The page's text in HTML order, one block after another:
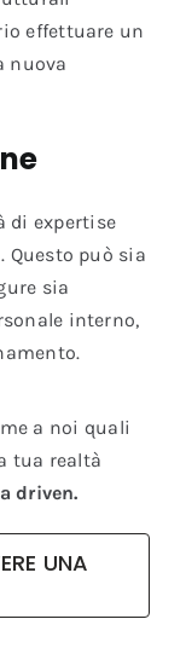
effettuare un
nuova
di expertise
Questo può sia
sia
interno,
a noi quali
tua realtà
driven.
UNA